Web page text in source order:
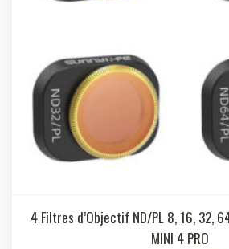
4 Filtres d’Objectif ND/PL 8, 16, 32,
MINI 4 PRO